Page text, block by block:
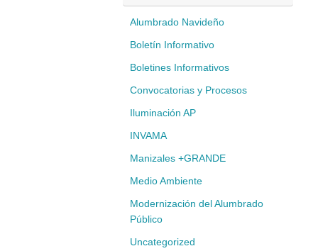
Alumbrado Navideño
Boletín Informativo
Boletines Informativos
Convocatorias y Procesos
Iluminación AP
INVAMA
Manizales +GRANDE
Medio Ambiente
Modernización del Alumbrado
Público
Uncategorized